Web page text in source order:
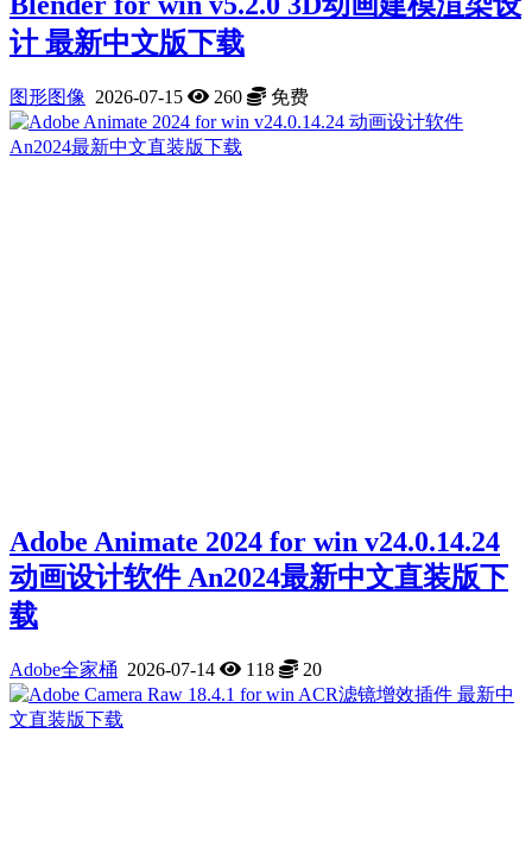
计 最新中文版下载
图形图像 2026-07-15 260 免费
Adobe Animate 2024 for win v24.0.14.24
动画设计软件 An2024最新中文直装版下
载
Adobe全家桶 2026-07-14 118 20